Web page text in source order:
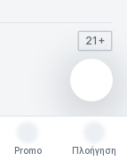
21+
Promo
Πλοήγηση